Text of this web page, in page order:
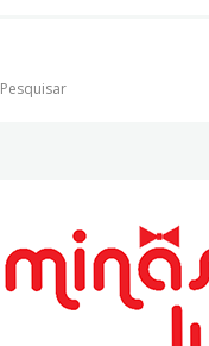
Pesquisar